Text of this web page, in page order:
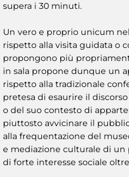
supera i 30 minuti.
Un vero e proprio unicum
rispetto alla visita guidata o
propongono più
in sala propone dunque un
rispetto alla tradizionale
pretesa di esaurire il
o del suo contesto di
piuttosto avvicinare il
alla frequentazione del
e mediazione culturale di un
di forte interesse sociale